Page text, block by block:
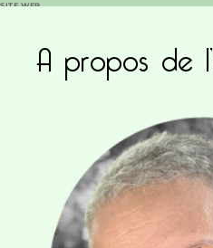
SITE WEB
A propos de